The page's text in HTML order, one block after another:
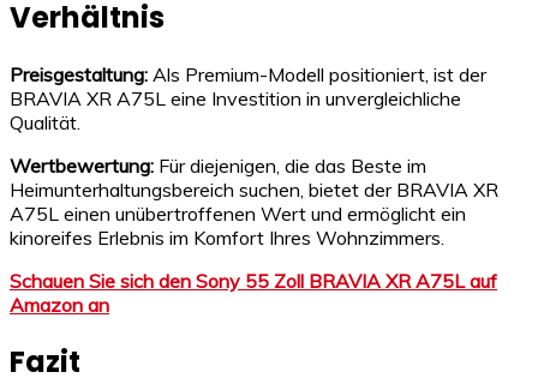
Verhältnis
Preisgestaltung: Als Premium-Modell positioniert, ist der
BRAVIA XR A75L eine Investition in unvergleichliche
Qualität.
Wertbewertung: Für diejenigen, die das Beste im
Heimunterhaltungsbereich suchen, bietet der BRAVIA XR
A75L einen unübertroffenen Wert und ermöglicht ein
kinoreifes Erlebnis im Komfort Ihres Wohnzimmers.
Schauen Sie sich den Sony 55 Zoll BRAVIA XR A75L auf
Amazon an
Fazit